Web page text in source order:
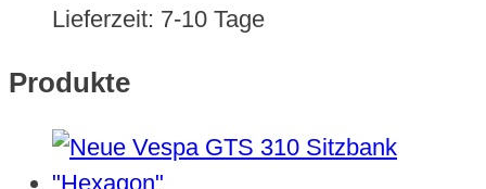
Lieferzeit: 7-10 Tage
Produkte